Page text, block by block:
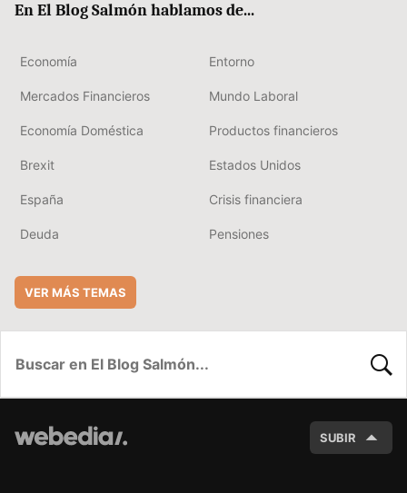
En El Blog Salmón hablamos de...
Economía Entorno
Mercados Financieros Mundo Laboral
Economía Doméstica Productos financieros
Brexit Estados Unidos
España Crisis financiera
Deuda Pensiones
VER MÁS TEMAS
SUBIR